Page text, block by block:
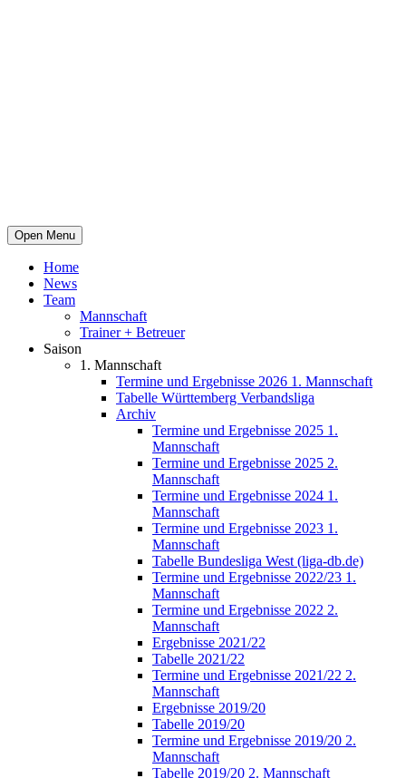
Open Menu
Home
News
Team
Mannschaft
Trainer + Betreuer
Saison
1. Mannschaft
Termine und Ergebnisse 2026 1. Mannschaft
Tabelle Württemberg Verbandsliga
Archiv
Termine und Ergebnisse 2025 1.
Mannschaft
Termine und Ergebnisse 2025 2.
Mannschaft
Termine und Ergebnisse 2024 1.
Mannschaft
Termine und Ergebnisse 2023 1.
Mannschaft
Tabelle Bundesliga West (liga-db.de)
Termine und Ergebnisse 2022/23 1.
Mannschaft
Termine und Ergebnisse 2022 2.
Mannschaft
Ergebnisse 2021/22
Tabelle 2021/22
Termine und Ergebnisse 2021/22 2.
Mannschaft
Ergebnisse 2019/20
Tabelle 2019/20
Termine und Ergebnisse 2019/20 2.
Mannschaft
Tabelle 2019/20 2. Mannschaft